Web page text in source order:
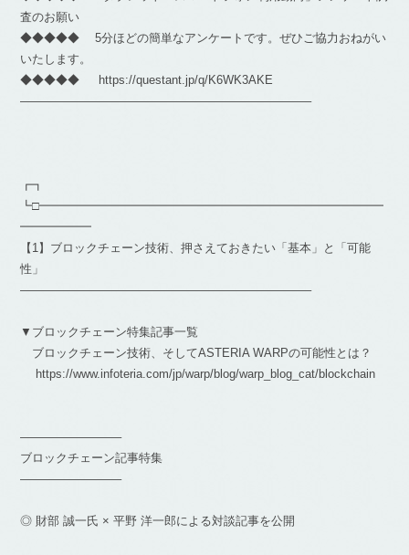
査のお願い
◆◆◆◆◆ 5分ほどの簡単なアンケートです。ぜひご協力おねがい
いたします。
◆◆◆◆◆ https://questant.jp/q/K6WK3AKE
————————————————————————–
┏┓
┗□━━━━━━━━━━━━━━━━━━━━━━━━━━━━━
━━━━━━
【1】ブロックチェーン技術、押さえておきたい「基本」と「可能
性」
————————————————————————–
▼ブロックチェーン特集記事一覧
ブロックチェーン技術、そしてASTERIA WARPの可能性とは？
https://www.infoteria.com/jp/warp/blog/warp_blog_cat/blockchain
————————–
ブロックチェーン記事特集
————————–
◎ 財部 誠一氏 × 平野 洋一郎による対談記事を公開